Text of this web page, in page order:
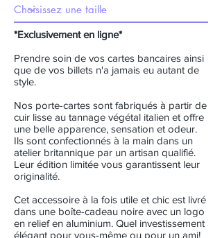
*Exclusivement en ligne*
Prendre soin de vos cartes bancaires ainsi
que de vos billets n'a jamais eu autant de
style.
Nos porte-cartes sont fabriqués à partir de
cuir lisse au tannage végétal italien et offre
une belle apparence, sensation et odeur.
Ils sont confectionnés à la main dans un
atelier britannique par un artisan qualifié.
Leur édition limitée vous garantissent leur
originalité.
Cet accessoire à la fois utile et chic est livré
dans une boîte-cadeau noire avec un logo
en relief en aluminium. Quel investissement
élégant pour vous-même ou pour un ami!